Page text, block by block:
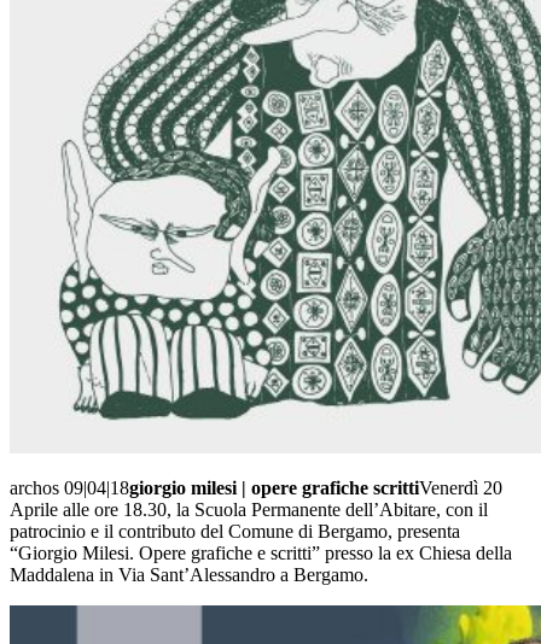
archos 09|04|18giorgio milesi | opere grafiche scrittiVenerdì 20
Aprile alle ore 18.30, la Scuola Permanente dell’Abitare, con il
patrocinio e il contributo del Comune di Bergamo, presenta
“Giorgio Milesi. Opere grafiche e scritti” presso la ex Chiesa della
Maddalena in Via Sant’Alessandro a Bergamo.